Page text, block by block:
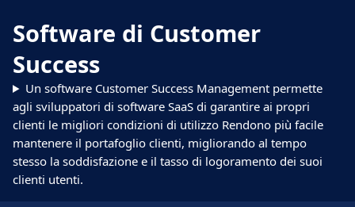
Software di Customer
Success
Un software Customer Success Management permette
agli sviluppatori di software SaaS di garantire ai propri
clienti le migliori condizioni di utilizzo Rendono più facile
mantenere il portafoglio clienti, migliorando al tempo
stesso la soddisfazione e il tasso di logoramento dei suoi
clienti utenti.